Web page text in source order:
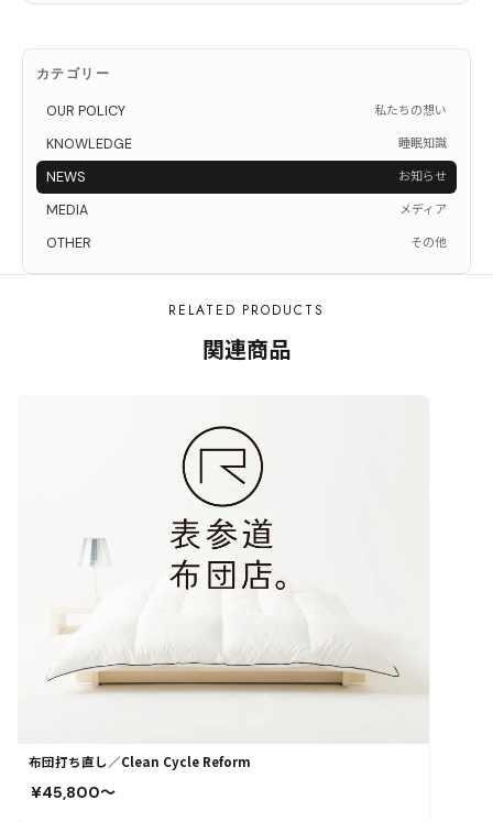
カテゴリー
OUR POLICY 私たちの想い
KNOWLEDGE 睡眠知識
NEWS お知らせ
MEDIA メディア
OTHER その他
RELATED PRODUCTS
関連商品
布団打ち直し／Clean Cycle Reform
¥45,800〜